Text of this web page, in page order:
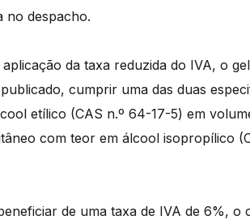
no despacho.
da taxa reduzida do IVA, o
cumprir uma das duas
etílico (CAS n.º 64-17-5) em
com teor em álcool isopropílico
de uma taxa de IVA de 6%,